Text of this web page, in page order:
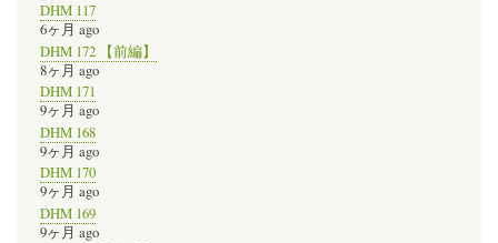
DHM 117
6ヶ月 ago
DHM 172 【前編】
8ヶ月 ago
DHM 171
9ヶ月 ago
DHM 168
9ヶ月 ago
DHM 170
9ヶ月 ago
DHM 169
9ヶ月 ago